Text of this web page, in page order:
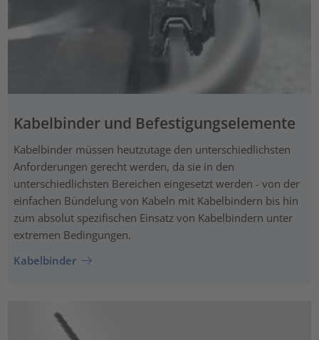
Kabelbinder und Befestigungselemente
Kabelbinder müssen heutzutage den unterschiedlichsten
Anforderungen gerecht werden, da sie in den
unterschiedlichsten Bereichen eingesetzt werden - von der
einfachen Bündelung von Kabeln mit Kabelbindern bis hin
zum absolut spezifischen Einsatz von Kabelbindern unter
extremen Bedingungen.
Kabelbinder